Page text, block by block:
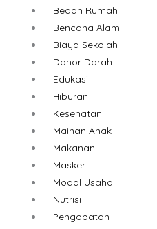
Bedah Rumah
Bencana Alam
Biaya Sekolah
Donor Darah
Edukasi
Hiburan
Kesehatan
Mainan Anak
Makanan
Masker
Modal Usaha
Nutrisi
Pengobatan